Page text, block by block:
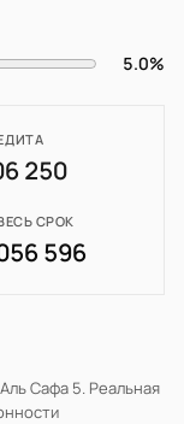
5.0%
250
СРОК
596
Сафа 5. Реальная